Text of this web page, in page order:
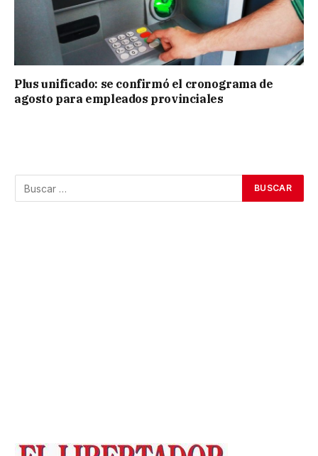
Plus unificado: se confirmó el cronograma de
agosto para empleados provinciales